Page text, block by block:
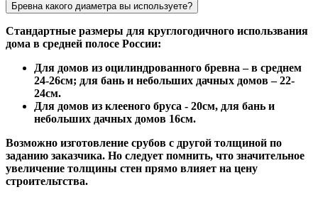
Бревна какого диаметра вы используете?
Стандартные размеры для круглогодичного использвания
дома в средней полосе России:
Для домов из оцилиндрованного бревна – в среднем
24-26см; для бань и небольших дачных домов – 22-
24см.
Для домов из клееного бруса - 20см, для бань и
небольших дачных домов 16см.
Возможно изготовление срубов с другой толщиной по
заданию заказчика. Но следует помнить, что значительное
увеличение толщины стен прямо влияет на цену
строительтства.